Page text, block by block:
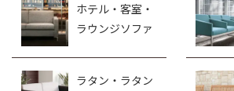
飲食・業務用子
供椅子
ダイニング・飲